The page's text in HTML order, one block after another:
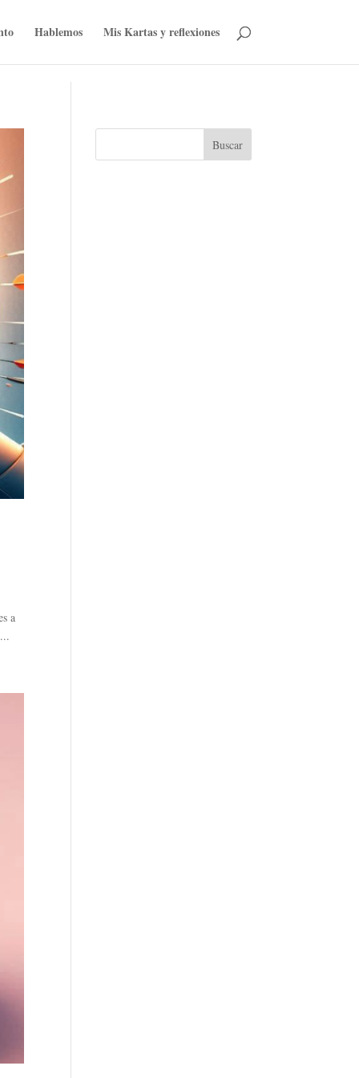
Hablemos Mis Kartas y reflexiones
a
Buscar